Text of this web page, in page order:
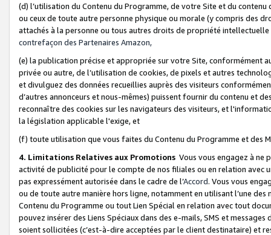
(d) l’utilisation du Contenu du Programme, de votre Site et du
ou ceux de toute autre personne physique ou morale (y compris des
attachés à la personne ou tous autres droits de propriété
contrefaçon des Partenaires Amazon,
(e) la publication précise et appropriée sur votre Site, conformément
privée ou autre, de l’utilisation de cookies, de pixels et autres
et divulguez des données recueillies auprès des visiteurs
d’autres annonceurs et nous-mêmes) puissent fournir du contenu et
reconnaître des cookies sur les navigateurs des visiteurs, et
la législation applicable l'exige, et
(f) toute utilisation que vous faites du Contenu du Programme et des
4. Limitations Relatives aux Promotions Vous vous engagez à ne
activité de publicité pour le compte de nos filiales ou en relation avec
pas expressément autorisée dans le cadre de l’Accord. Vous vous
ou de toute autre manière hors ligne, notamment en utilisant l’une
Contenu du Programme ou tout Lien Spécial en relation avec tout
pouvez insérer des Liens Spéciaux dans des e-mails, SMS et
soient sollicitées (c’est-à-dire acceptées par le client destinataire) et